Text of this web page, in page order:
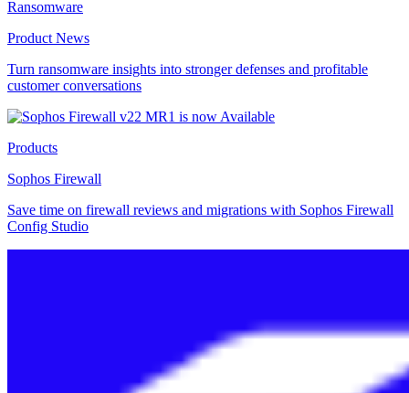
Ransomware
Product News
Turn ransomware insights into stronger defenses and profitable
customer conversations
Products
Sophos Firewall
Save time on firewall reviews and migrations with Sophos Firewall
Config Studio